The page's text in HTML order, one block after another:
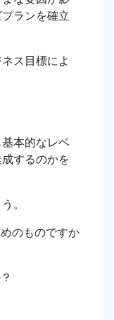
ランを確立
ス目標によ
本的なレベ
するのかを
。
のものですか